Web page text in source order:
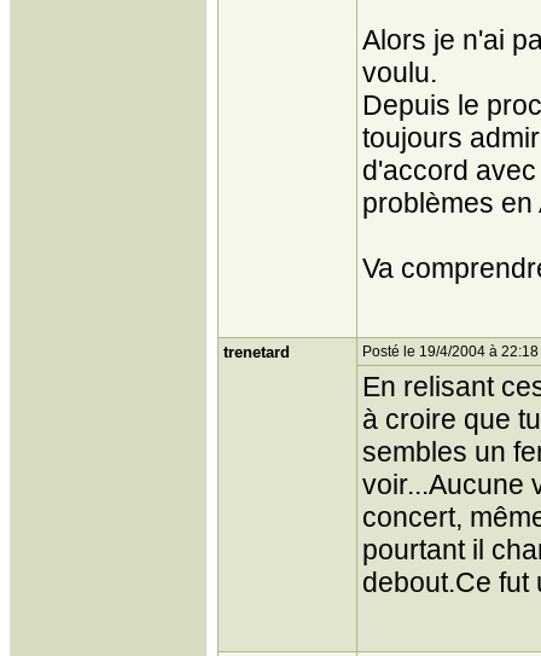
Alors je n'ai
voulu.
Depuis le
toujours
d'accord
problèmes en
Va
trenetard Posté le 19/4/2004 à 22:18
En relisant
à croire que
sembles un
voir...Aucune
concert,
pourtant il
debout.Ce fut